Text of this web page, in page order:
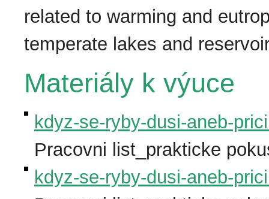
related to warming and
temperate lakes and
Materiály k výuce
kdyz-se-ryby-dusi-aneb-
Pracovni list_prakticke
kdyz-se-ryby-dusi-aneb-